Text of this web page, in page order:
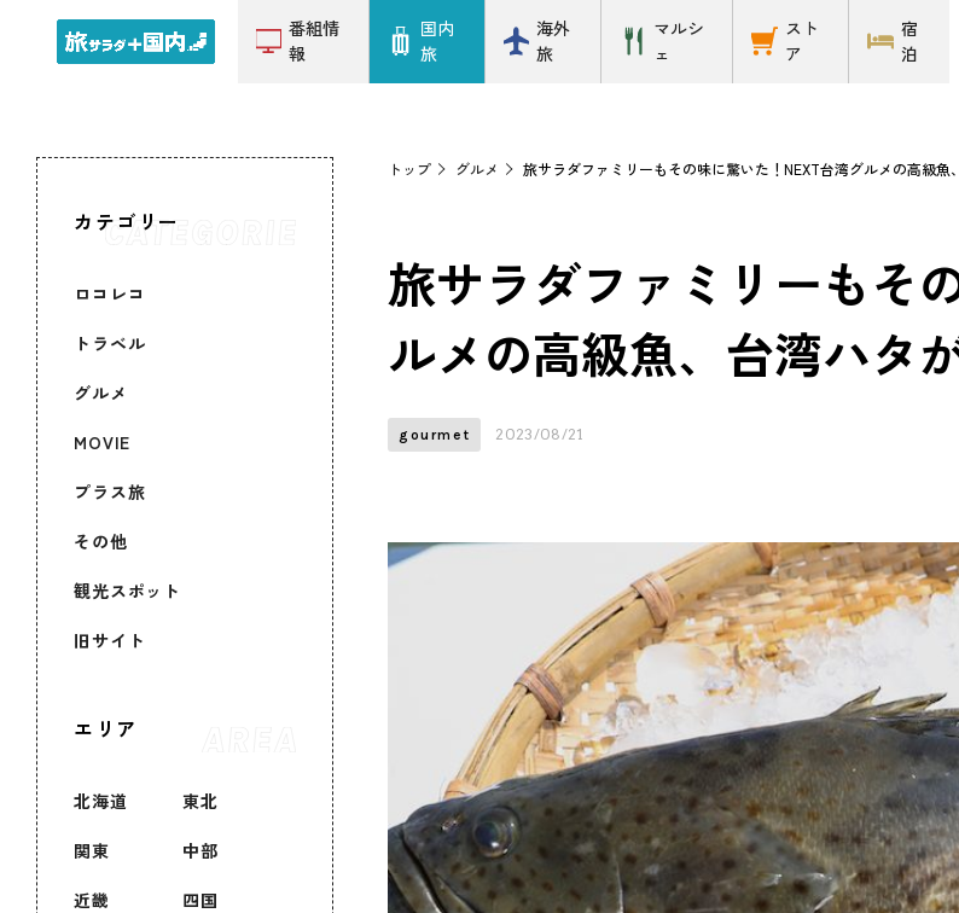
番組情
報
国内
旅
海外
旅
マルシ
ェ
スト
ア
宿
泊
カテゴリー
ロコレコ
トラベル
グルメ
MOVIE
プラス旅
その他
観光スポット
旧サイト
エリア
北海道 東北
関東 中部
近畿 四国
トップ グルメ 旅サラダファミリーもその味に驚いた！NEXT台湾グルメの高級魚
旅サラダファミリーもそ
ルメの高級魚、台湾ハタ
gourmet 2023/08/21